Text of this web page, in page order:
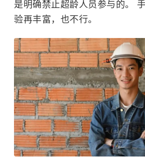
是明确禁止超龄人员参与的。
验再丰富，也不行。